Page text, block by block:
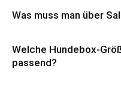
Was muss man über
Welche Hundebox-
passend?